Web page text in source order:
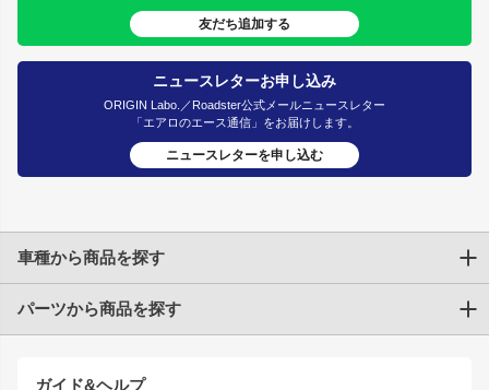
友だち追加する
ニュースレターお申し込み
ORIGIN Labo.／Roadster公式メールニュースレター
「エアロのエース通信」をお届けします。
ニュースレターを申し込む
ガイド&ヘルプ
車種から商品を探す
トヨタ
パーツから商品を探す